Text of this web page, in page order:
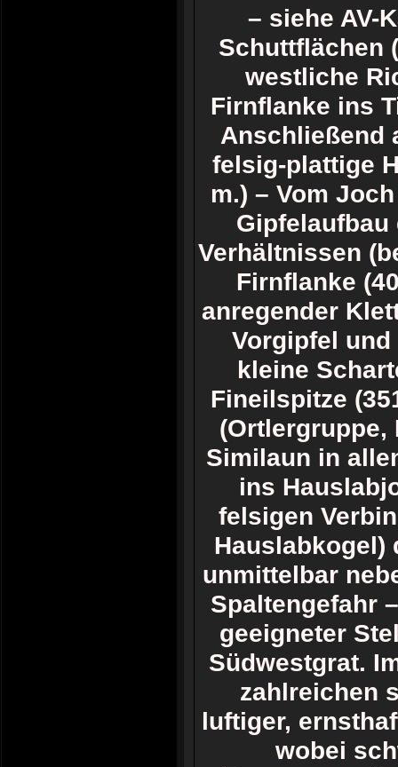
– siehe AV-
Schuttflächen
westliche
Firnflanke ins
Anschließend
felsig-plattige
m.) – Vom
Gipfelaufbau
Verhältnissen
Firnflanke
anregender
Vorgipfel
kleine
Fineilspitze
(Ortlergruppe,
Similaun in
ins
felsigen
Hauslabkogel)
unmittelbar
Spaltengefahr
geeigneter
Südwestgrat.
zahlreichen
luftiger,
wobei